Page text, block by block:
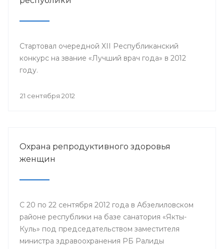
Стартовал очередной XII Республиканский
конкурс на звание «Лучший врач года» в 2012
году.
21 сентября 2012
Охрана репродуктивного здоровья
женщин
С 20 по 22 сентября 2012 года в Абзелиловском
районе республики на базе санатория «Якты-
Куль» под председательством заместителя
министра здравоохранения РБ Ралиды